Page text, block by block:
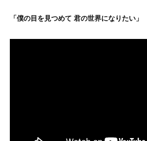
「僕の目を見つめて 君の世界になりたい」